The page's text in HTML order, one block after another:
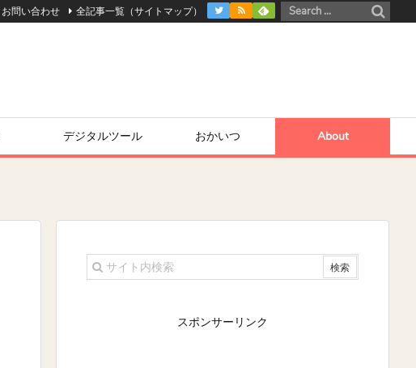
デジタルツール おかいつ About
お問い合わせ 全記事一覧（サイトマップ）
スポンサーリンク